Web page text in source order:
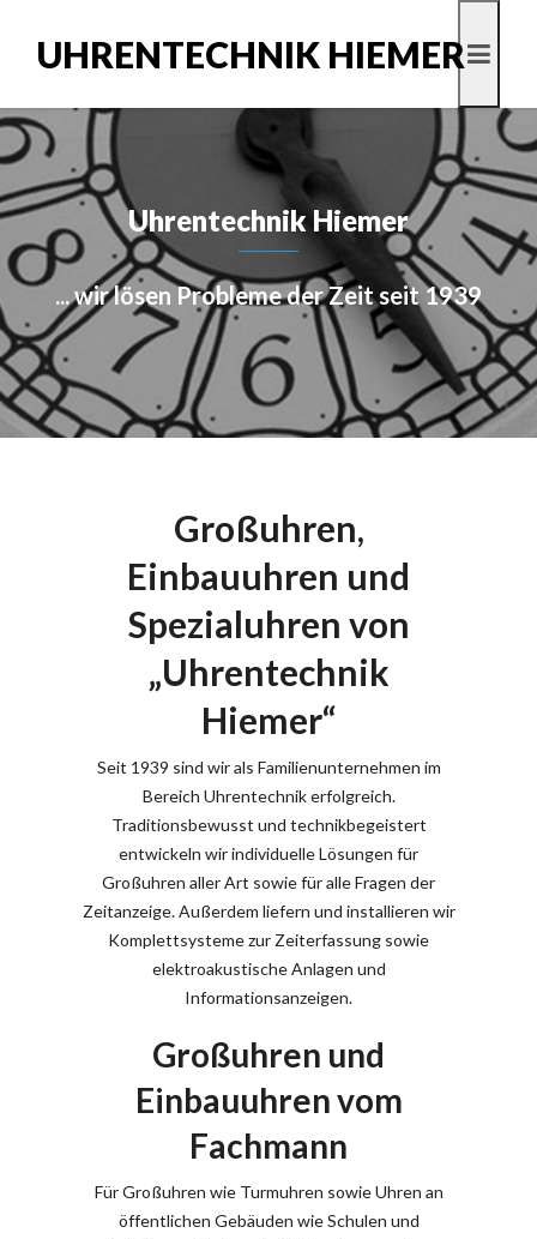
UHRENTECHNIK HIEMER
Uhrentechnik Hiemer
... wir lösen Probleme der Zeit seit 1939
Großuhren,
Einbauuhren und
Spezialuhren von
„Uhrentechnik
Hiemer“
Seit 1939 sind wir als Familienunternehmen im
Bereich Uhrentechnik erfolgreich.
Traditionsbewusst und technikbegeistert
entwickeln wir individuelle Lösungen für
Großuhren aller Art sowie für alle Fragen der
Zeitanzeige. Außerdem liefern und installieren wir
Komplettsysteme zur Zeiterfassung sowie
elektroakustische Anlagen und
Informationsanzeigen.
Großuhren und
Einbauuhren vom
Fachmann
Für Großuhren wie Turmuhren sowie Uhren an
öffentlichen Gebäuden wie Schulen und